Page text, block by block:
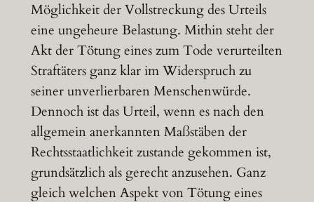
Möglichkeit der Vollstreckung des Urteils
eine ungeheure Belastung. Mithin steht der
Akt der Tötung eines zum Tode verurteilten
Straftäters ganz klar im Widerspruch zu
seiner unverlierbaren Menschenwürde.
Dennoch ist das Urteil, wenn es nach den
allgemein anerkannten Maßstäben der
Rechtsstaatlichkeit zustande gekommen ist,
grundsätzlich als gerecht anzusehen. Ganz
gleich welchen Aspekt von Tötung eines